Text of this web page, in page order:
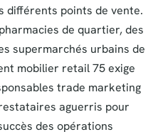
différents points de vente.
pharmacies de quartier, des
supermarchés urbains de
mobilier retail 75 exige
trade marketing
aguerris pour
des opérations